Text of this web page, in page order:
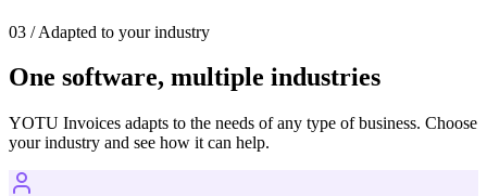
03 / Adapted to your industry
One software, multiple industries
YOTU Invoices adapts to the needs of any type of business. Choose
your industry and see how it can help.